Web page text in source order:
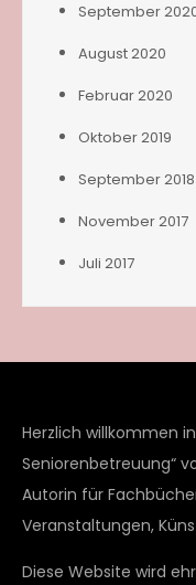
September
August 2020
Februar 2020
Oktober 2019
September 2018
November 2017
Juli 2017
Herzlich willkommen
Seniorenbetreuung“
Autorin für
Veranstaltungen,
Diese Website wird